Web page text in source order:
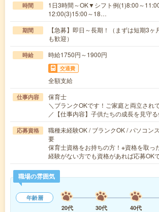
時間
1日3時間～OK▼シフト例(1)8:00～
12:00(3)15:00～18…
期間
【急募】即日～長期！（まずは短期3ヶ
も歓迎）
時給 時給1750円～1900円
交通費
全額支給
仕事内容
保育士
＼ブランクOKです！ご家庭と両立され
／【仕事内容】子供たちの成長を見守
応募資格
職種未経験OK / ブランクOK / パソコン
要
保育士資格をお持ちの方！※資格を取っ
経験がない方でも資格があれば応募OK
職場の雰囲気
年齢層
20代
30代 40代